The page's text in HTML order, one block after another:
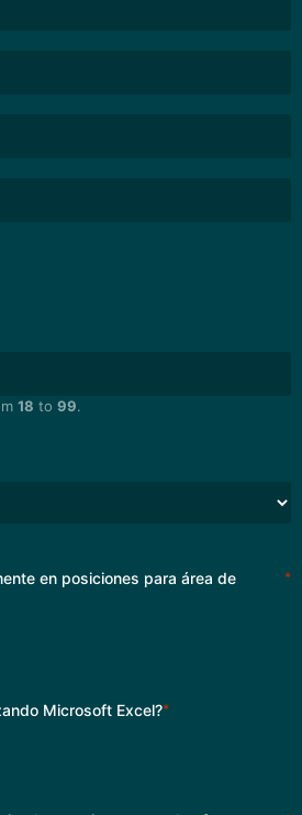
18 to 99.
en posiciones para área de
*
Microsoft Excel?*